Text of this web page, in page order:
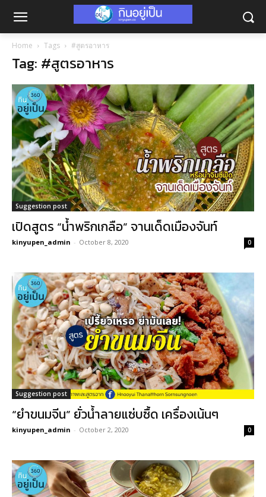
Home Tags #สูตรอาหาร
Tag: #สูตรอาหาร
Suggestion post
เปิดสูตร “น้ำพริกเกลือ” จานเด็ดเมืองจันท์
kinyupen_admin - October 8, 2020 0
Suggestion post
“ยำขนมจีน” ยั่วน้ำลายแซ่บซื้ด เครื่องเน้นๆ
kinyupen_admin - October 2, 2020 0